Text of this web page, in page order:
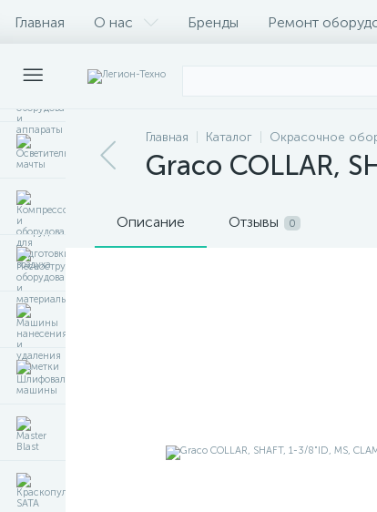
Главная О нас Бренды Ремонт
Главная Каталог Окрасочное
Graco COLLAR,
Описание Отзывы 0